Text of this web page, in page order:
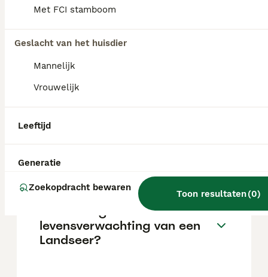
Met FCI stamboom
Geslacht van het huisdier
Mannelijk
Vrouwelijk
Leeftijd
Generatie
Zoekopdracht bewaren
Toon resultaten(0)
Landseer ECT?
De Landseer ECT is een actieve hond met
temperament die graag iets 'doet' met zijn
baas. Hij is zelfverzekerd, aanhankelijk,
landseer pup?
Wat is de gemiddelde
levensverwachting van een
Landseer?